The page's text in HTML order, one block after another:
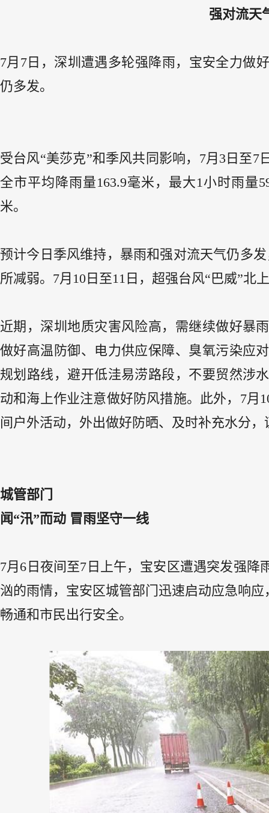
强对流天
7月7日，深圳遭遇多轮强降雨，宝安全力做
仍多发。
受台风“美莎克”和季风共同影响，7月3日至
全市平均降雨量163.9毫米，最大1小时雨量
米。
预计今日季风维持，暴雨和强对流天气仍多
所减弱。7月10日至11日，超强台风“巴威”
近期，深圳地质灾害风险高，需继续做好暴
做好高温防御、电力供应保障、臭氧污染应
规划路线，避开低洼易涝路段，不要贸然涉
动和海上作业注意做好防风措施。此外，7月
间户外活动，外出做好防晒、及时补充水分，
城管部门
闻“汛”而动 冒雨坚守一线
7月6日夜间至7日上午，宝安区遭遇突发强
汹的雨情，宝安区城管部门迅速启动应急响
畅通和市民出行安全。